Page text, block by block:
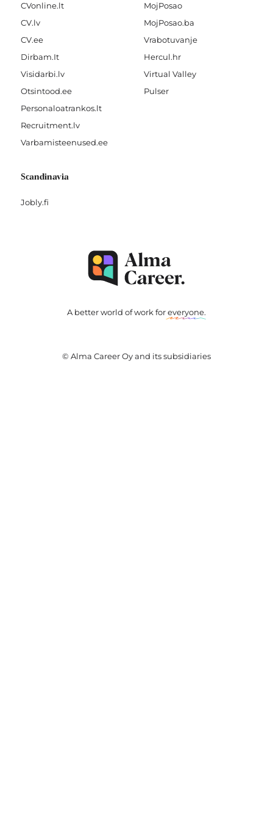
CVonline.lt
CV.lv
CV.ee
Dirbam.It
Visidarbi.lv
Otsintood.ee
Personaloatrankos.lt
Recruitment.lv
Varbamisteenused.ee
MojPosao
MojPosao.ba
Vrabotuvanje
Hercul.hr
Virtual Valley
Pulser
Scandinavia
Jobly.fi
A better world of work foreveryone.
© Alma Career Oy and its subsidiaries